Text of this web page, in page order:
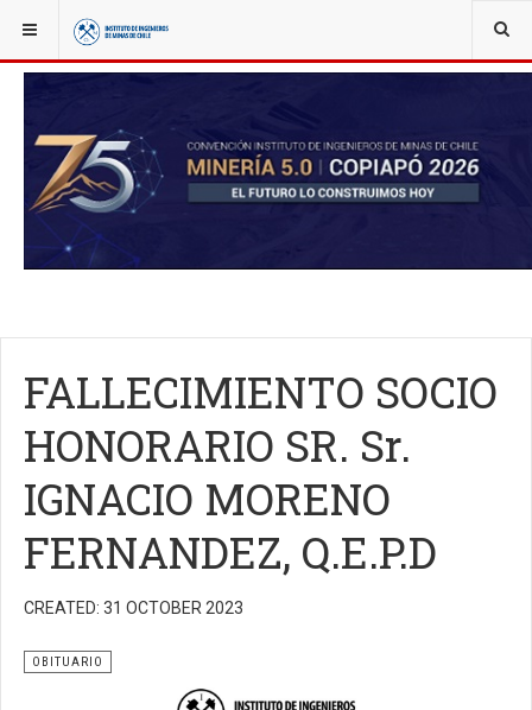
YOU ARE HERE: OBITUARIO
FALLECIMIENTO SOCIO
HONORARIO SR. Sr.
IGNACIO MORENO
FERNANDEZ, Q.E.P.D
CREATED: 31 OCTOBER 2023
OBITUARIO